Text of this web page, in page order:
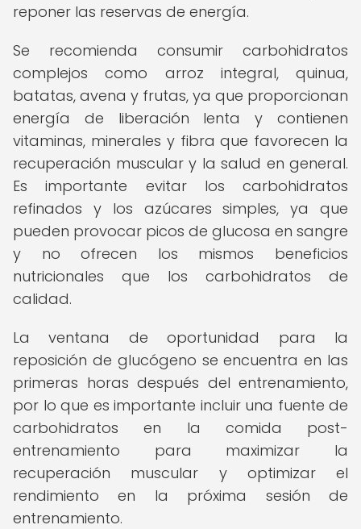
reponer las reservas de energía.
Se recomienda consumir carbohidratos
complejos como arroz integral, quinua,
batatas, avena y frutas, ya que proporcionan
energía de liberación lenta y contienen
vitaminas, minerales y fibra que favorecen la
recuperación muscular y la salud en general.
Es importante evitar los carbohidratos
refinados y los azúcares simples, ya que
pueden provocar picos de glucosa en sangre
y no ofrecen los mismos beneficios
nutricionales que los carbohidratos de
calidad.
La ventana de oportunidad para la
reposición de glucógeno se encuentra en las
primeras horas después del entrenamiento,
por lo que es importante incluir una fuente de
carbohidratos en la comida post-
entrenamiento para maximizar la
recuperación muscular y optimizar el
rendimiento en la próxima sesión de
entrenamiento.